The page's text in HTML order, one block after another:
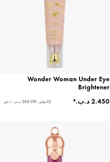
Wonder Woman Under Eye
Brightener
12 ملتر - ‏204.170 د.ب.‏ / لتر